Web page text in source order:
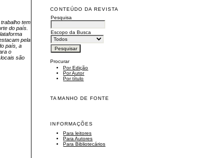
CONTEÚDO DA REVISTA
Pesquisa
Escopo da Busca
Procurar
Por Edição
Por Autor
Por título
TAMANHO DE FONTE
INFORMAÇÕES
Para leitores
Para Autores
Para Bibliotecários
tem
do país.
pela
país, a
o
são